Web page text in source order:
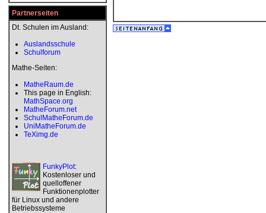
Partnerseiten
Dt. Schulen im Ausland:
Auslandsschule
Schulforum
Mathe-Seiten:
MatheRaum.de
This page in English:
MathSpace.org
MatheForum.net
SchulMatheForum.de
UniMatheForum.de
TeXimg.de
FunkyPlot:
Kostenloser und
quelloffener
Funktionenplotter
für Linux und andere
Betriebssysteme